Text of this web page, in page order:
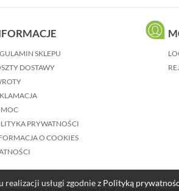
usługi zgodnie z Polityką
SKLEPU
DOSTAWY
PRYWATNOŚCI
O COOKIES